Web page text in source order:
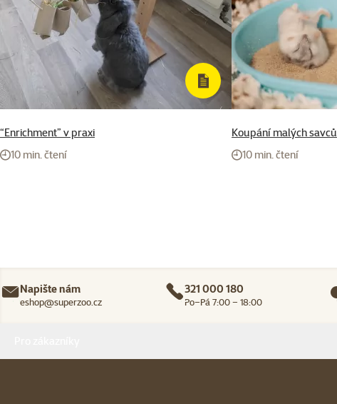
“Enrichment” v praxi
10 min. čtení
Koupání malých savců
10 min. čtení
Napište nám
eshop@superzoo.cz
321 000 180
Po–Pá 7:00 – 18:00